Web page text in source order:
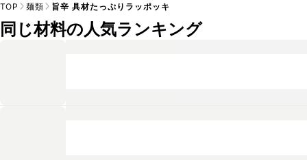
TOP 麺類 旨辛 具材たっぷりラッポッキ
同じ材料の人気ランキング